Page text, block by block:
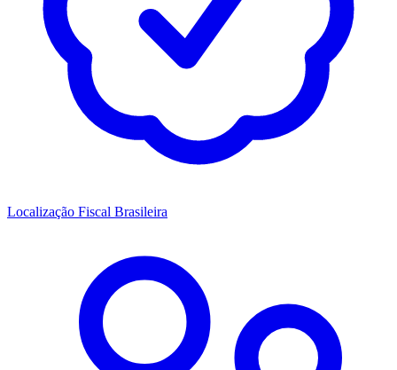
Localização Fiscal Brasileira